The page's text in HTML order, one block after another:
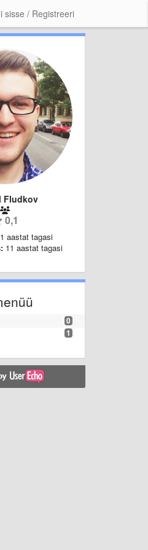
sisse / Registreeri
Fludkov
0,1
aastat tagasi
11 aastat tagasi
0
1